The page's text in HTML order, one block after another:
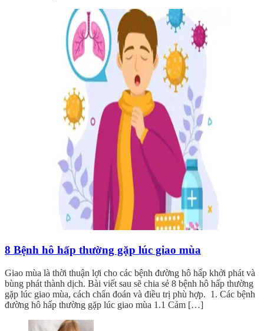
8 Bệnh hô hấp thường gặp lúc giao mùa
Giao mùa là thời thuận lợi cho các bệnh đường hô hấp khởi phát và
bùng phát thành dịch. Bài viết sau sẽ chia sẻ 8 bệnh hô hấp thường
gặp lúc giao mùa, cách chẩn đoán và điều trị phù hợp. 1. Các bệnh
đường hô hấp thường gặp lúc giao mùa 1.1 Cảm […]